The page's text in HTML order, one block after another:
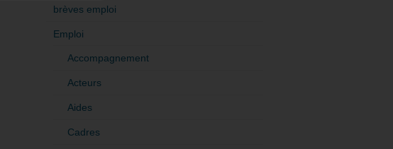
brèves emploi
Emploi
Accompagnement
Acteurs
Aides
Cadres